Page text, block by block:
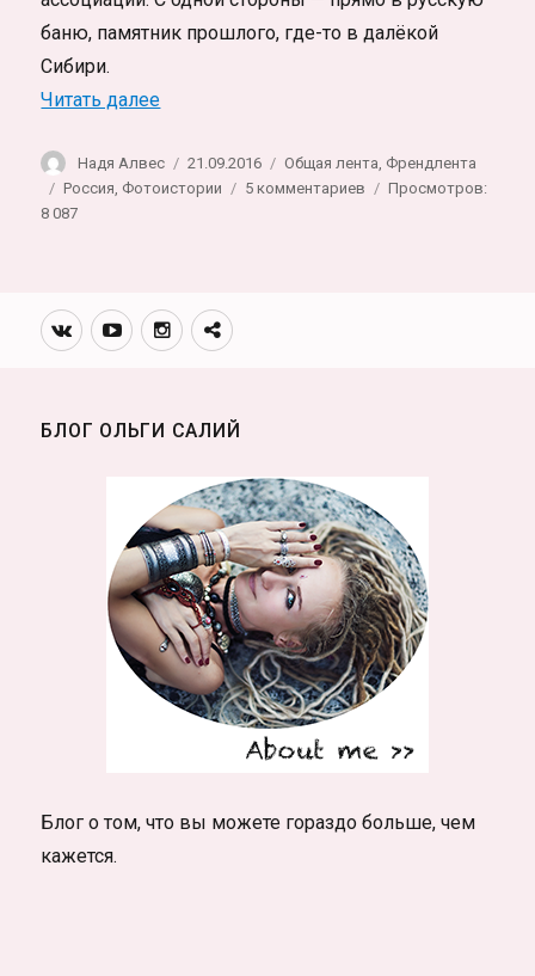
баню, памятник прошлого, где-то в далёкой
Сибири.
Читать далее«Русская баня. Russian bathhouse.
Автор
Надя Алвес Опубликовано
21.09.2016 Рубрики
Общая лента Френдлента
Метки
Россия Фотоистории 5 комментариев
Просмотров:
8 087
Вконтакте
YoutubeИнстаграмм
Телеграм
БЛОГ ОЛЬГИ САЛИЙ
Блог о том, что вы можете гораздо больше, чем
кажется.